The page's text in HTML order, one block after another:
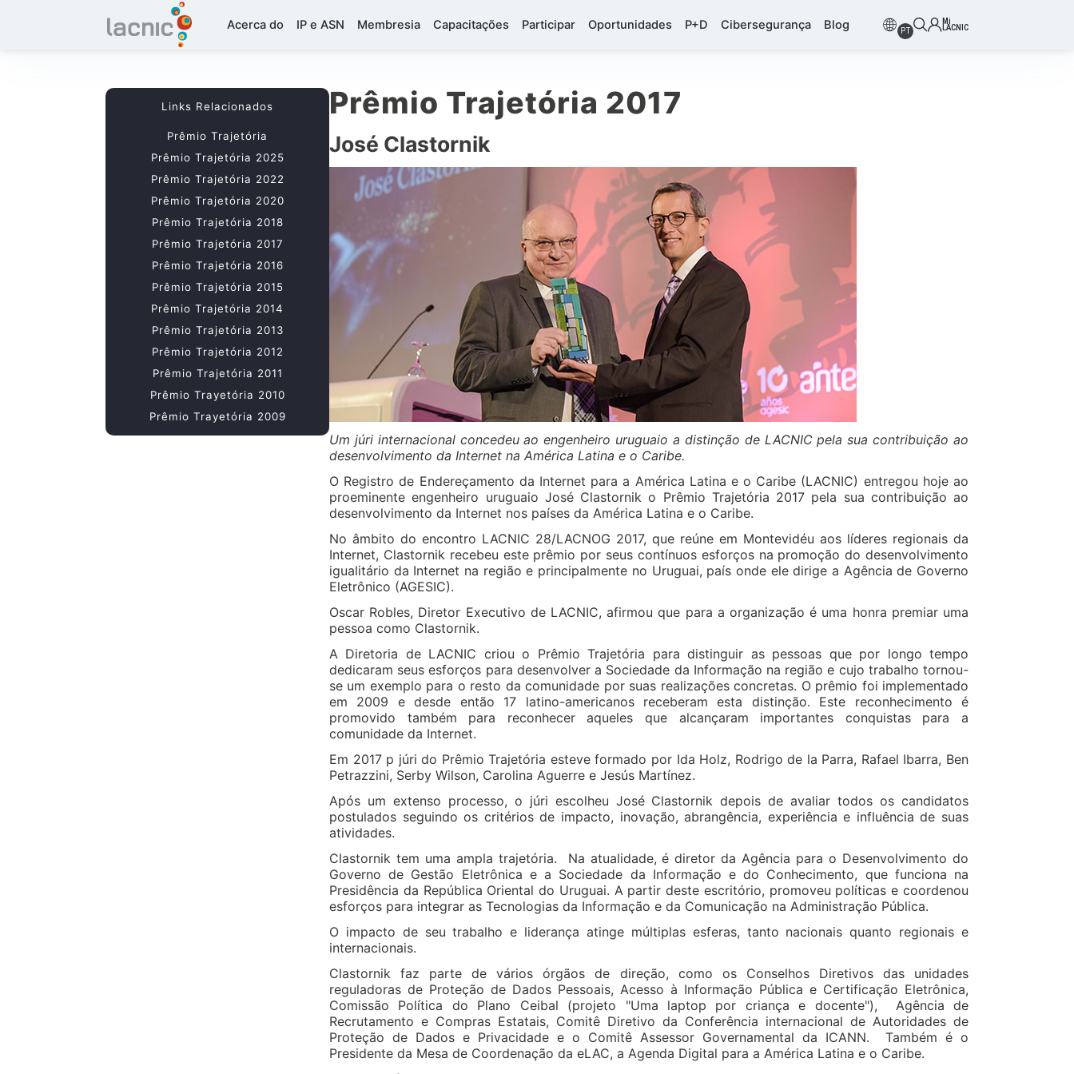
Acerca do IP e ASN Membresia Capacitações Participar Oportunidades P+D Cibersegurança Blog PT
Mi
LACNIC
Prêmio Trajetória 2017
José Clastornik
Um júri internacional concedeu ao engenheiro uruguaio a distinção de LACNIC pela sua contribuição ao
desenvolvimento da Internet na América Latina e o Caribe.
O Registro de Endereçamento da Internet para a América Latina e o Caribe (LACNIC) entregou hoje ao
proeminente engenheiro uruguaio José Clastornik o Prêmio Trajetória 2017 pela sua contribuição ao
desenvolvimento da Internet nos países da América Latina e o Caribe.
No âmbito do encontro LACNIC 28/LACNOG 2017, que reúne em Montevidéu aos líderes regionais da
Internet, Clastornik recebeu este prêmio por seus contínuos esforços na promoção do desenvolvimento
igualitário da Internet na região e principalmente no Uruguai, país onde ele dirige a Agência de Governo
Eletrônico (AGESIC).
Oscar Robles, Diretor Executivo de LACNIC, afirmou que para a organização é uma honra premiar uma
pessoa como Clastornik.
A Diretoria de LACNIC criou o Prêmio Trajetória para distinguir as pessoas que por longo tempo
dedicaram seus esforços para desenvolver a Sociedade da Informação na região e cujo trabalho tornou-
se um exemplo para o resto da comunidade por suas realizações concretas. O prêmio foi implementado
em 2009 e desde então 17 latino-americanos receberam esta distinção. Este reconhecimento é
promovido também para reconhecer aqueles que alcançaram importantes conquistas para a
comunidade da Internet.
Em 2017 p júri do Prêmio Trajetória esteve formado por Ida Holz, Rodrigo de la Parra, Rafael Ibarra, Ben
Petrazzini, Serby Wilson, Carolina Aguerre e Jesús Martínez.
Após um extenso processo, o júri escolheu José Clastornik depois de avaliar todos os candidatos
postulados seguindo os critérios de impacto, inovação, abrangência, experiência e influência de suas
atividades.
Clastornik tem uma ampla trajetória. Na atualidade, é diretor da Agência para o Desenvolvimento do
Governo de Gestão Eletrônica e a Sociedade da Informação e do Conhecimento, que funciona na
Presidência da República Oriental do Uruguai. A partir deste escritório, promoveu políticas e coordenou
esforços para integrar as Tecnologias da Informação e da Comunicação na Administração Pública.
O impacto de seu trabalho e liderança atinge múltiplas esferas, tanto nacionais quanto regionais e
internacionais.
Clastornik faz parte de vários órgãos de direção, como os Conselhos Diretivos das unidades
reguladoras de Proteção de Dados Pessoais, Acesso à Informação Pública e Certificação Eletrônica,
Comissão Política do Plano Ceibal (projeto "Uma laptop por criança e docente"), Agência de
Recrutamento e Compras Estatais, Comitê Diretivo da Conferência internacional de Autoridades de
Proteção de Dados e Privacidade e o Comitê Assessor Governamental da ICANN. Também é o
Presidente da Mesa de Coordenação da eLAC, a Agenda Digital para a América Latina e o Caribe.
Links Relacionados
Prêmio Trajetória
Prêmio Trajetória 2025
Prêmio Trajetória 2022
Prêmio Trajetória 2020
Prêmio Trajetória 2018
Prêmio Trajetória 2017
Prêmio Trajetória 2016
Prêmio Trajetória 2015
Prêmio Trajetória 2014
Prêmio Trajetória 2013
Prêmio Trajetória 2012
Prêmio Trajetória 2011
Prêmio Trayetória 2010
Prêmio Trayetória 2009